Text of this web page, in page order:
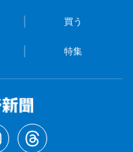
買う
特集